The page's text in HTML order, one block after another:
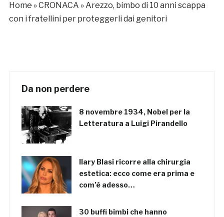
Home »CRONACA »Arezzo, bimbo di 10 anni scappa
con i fratellini per proteggerli dai genitori
Da non perdere
8 novembre 1934, Nobel per la
Letteratura a Luigi Pirandello
Ilary Blasi ricorre alla chirurgia
estetica: ecco come era prima e
com’è adesso…
30 buffi bimbi che hanno